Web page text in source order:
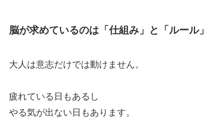
脳が求めているのは「仕組み」と「ルール」
大人は意志だけでは動けません。
疲れている日もあるし
やる気が出ない日もあります。